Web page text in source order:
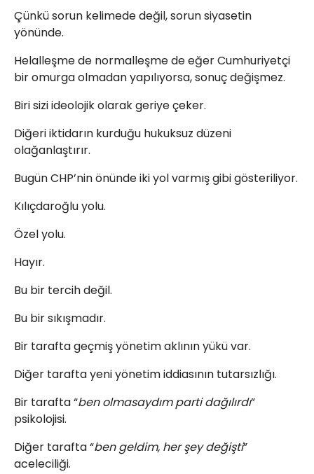
Çünkü sorun kelimede değil, sorun siyasetin
yönünde.
Helalleşme de normalleşme de eğer Cumhuriyetçi
bir omurga olmadan yapılıyorsa, sonuç değişmez.
Biri sizi ideolojik olarak geriye çeker.
Diğeri iktidarın kurduğu hukuksuz düzeni
olağanlaştırır.
Bugün CHP’nin önünde iki yol varmış gibi gösteriliyor.
Kılıçdaroğlu yolu.
Özel yolu.
Hayır.
Bu bir tercih değil.
Bu bir sıkışmadır.
Bir tarafta geçmiş yönetim aklının yükü var.
Diğer tarafta yeni yönetim iddiasının tutarsızlığı.
Bir tarafta “ben olmasaydım parti dağılırdı”
psikolojisi.
Diğer tarafta “ben geldim, her şey değişti”
aceleciliği.